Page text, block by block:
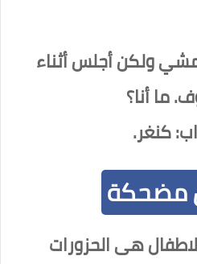
ولكن أجلس أثناء
ما أنا؟
كنغر.
مضحكة
هى الحزورات